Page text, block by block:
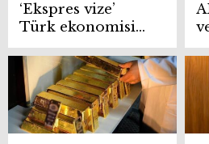
‘Ekspres vize’
Türk ekonomisini
zarar vermeye
devam ediyor